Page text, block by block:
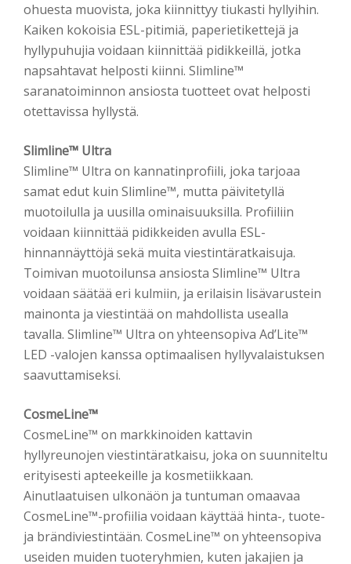
ohuesta muovista, joka kiinnittyy tiukasti hyllyihin.
Kaiken kokoisia ESL-pitimiä, paperietikettejä ja
hyllypuhujia voidaan kiinnittää pidikkeillä, jotka
napsahtavat helposti kiinni. Slimline™
saranatoiminnon ansiosta tuotteet ovat helposti
otettavissa hyllystä.
Slimline™ Ultra
Slimline™ Ultra on kannatinprofiili, joka tarjoaa
samat edut kuin Slimline™, mutta päivitetyllä
muotoilulla ja uusilla ominaisuuksilla. Profiiliin
voidaan kiinnittää pidikkeiden avulla ESL-
hinnannäyttöjä sekä muita viestintäratkaisuja.
Toimivan muotoilunsa ansiosta Slimline™ Ultra
voidaan säätää eri kulmiin, ja erilaisin lisävarustein
mainonta ja viestintää on mahdollista usealla
tavalla. Slimline™ Ultra on yhteensopiva Ad’Lite™
LED -valojen kanssa optimaalisen hyllyvalaistuksen
saavuttamiseksi.
CosmeLine™
CosmeLine™ on markkinoiden kattavin
hyllyreunojen viestintäratkaisu, joka on suunniteltu
erityisesti apteekeille ja kosmetiikkaan.
Ainutlaatuisen ulkonäön ja tuntuman omaavaa
CosmeLine™-profiilia voidaan käyttää hinta-, tuote-
ja brändiviestintään. CosmeLine™ on yhteensopiva
useiden muiden tuoteryhmien, kuten jakajien ja